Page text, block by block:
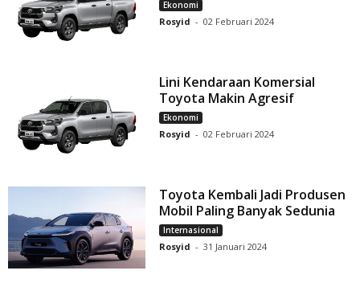
Ekonomi
Rosyid - 02 Februari 2024
Lini Kendaraan Komersial
Toyota Makin Agresif
Ekonomi
Rosyid - 02 Februari 2024
Toyota Kembali Jadi Produsen
Mobil Paling Banyak Sedunia
Internasional
Rosyid - 31 Januari 2024